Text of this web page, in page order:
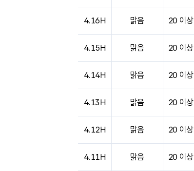
4.16H 맑음 20 이상
4.15H 맑음 20 이상
4.14H 맑음 20 이상
4.13H 맑음 20 이상
4.12H 맑음 20 이상
4.11H 맑음 20 이상